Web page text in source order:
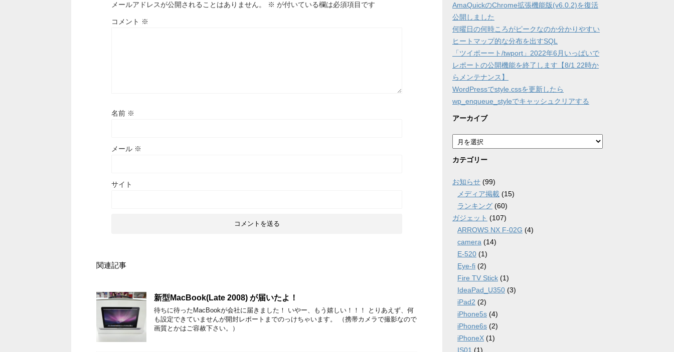
メールアドレスが公開されることはありません。 ※ が付いている欄は必須項目です
コメント ※
名前 ※
メール ※
サイト
関連記事
新型MacBook(Late 2008) が届いたよ！
待ちに待ったMacBookが会社に届きました！ いやー、もう嬉しい！！！ とりあえず、何
も設定できていませんが開封レポートまでのっけちゃいます。 （携帯カメラで撮影なので
画質とかはご容赦下さい。）
AmaQuickのChrome拡張機能版(v6.0.2)を復活
公開しました
何曜日の何時ころがピークなのか分かりやすい
ヒートマップ的な分布を出すSQL
「ツイポーート/twport」2022年6月いっぱいで
レポートの公開機能を終了します【8/1 22時か
らメンテナンス】
WordPressでstyle.cssを更新したら
wp_enqueue_styleでキャッシュクリアする
アーカイブ
ア
ー
カ
ブ
カテゴリー
お知らせ (99)
メディア掲載 (15)
ランキング (60)
ガジェット (107)
ARROWS NX F-02G (4)
camera (14)
E-520 (1)
Eye-fi (2)
Fire TV Stick (1)
IdeaPad_U350 (3)
iPad2 (2)
iPhone5s (4)
iPhone6s (2)
iPhoneX (1)
IS01 (1)